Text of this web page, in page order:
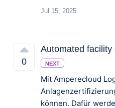
Jul 15, 2025
0
Automated facility
NEXT
Mit Amperecloud